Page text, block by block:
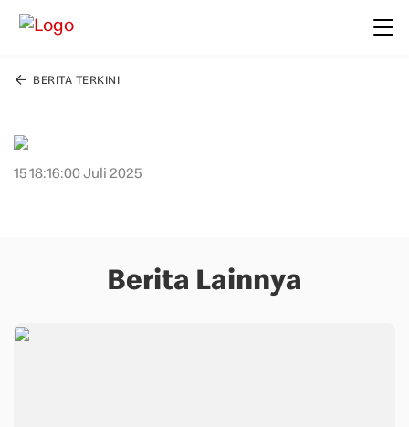
BERITA TERKINI
15 18:16:00 Juli 2025
Berita Lainnya